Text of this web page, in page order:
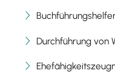
Durchführung von